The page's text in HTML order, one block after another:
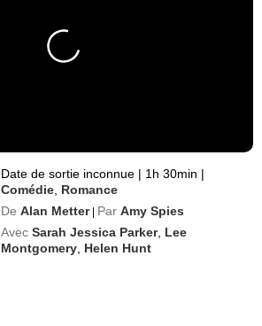
Date de sortie inconnue | 1h 30min |
Comédie Romance
De Alan Metter | Par Amy Spies
Avec Sarah Jessica Parker, Lee
Montgomery Helen Hunt